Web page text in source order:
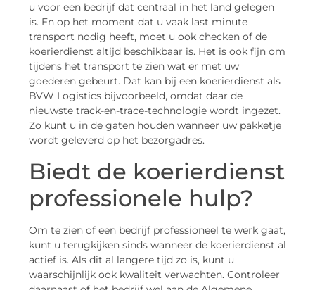
u voor een bedrijf dat centraal in het land gelegen
is. En op het moment dat u vaak last minute
transport nodig heeft, moet u ook checken of de
koerierdienst altijd beschikbaar is. Het is ook fijn om
tijdens het transport te zien wat er met uw
goederen gebeurt. Dat kan bij een koerierdienst als
BVW Logistics bijvoorbeeld, omdat daar de
nieuwste track-en-trace-technologie wordt ingezet.
Zo kunt u in de gaten houden wanneer uw pakketje
wordt geleverd op het bezorgadres.
Biedt de koerierdienst
professionele hulp?
Om te zien of een bedrijf professioneel te werk gaat,
kunt u terugkijken sinds wanneer de koerierdienst al
actief is. Als dit al langere tijd zo is, kunt u
waarschijnlijk ook kwaliteit verwachten. Controleer